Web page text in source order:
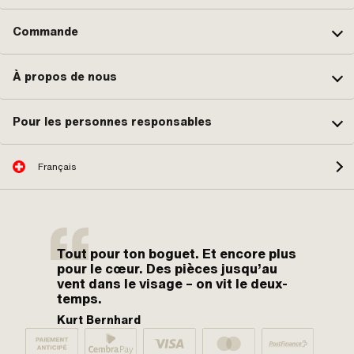
Commande
À propos de nous
Pour les personnes responsables
Français
Tout pour ton boguet. Et encore plus
pour le cœur. Des pièces jusqu’au
vent dans le visage – on vit le deux-
temps.
Kurt Bernhard